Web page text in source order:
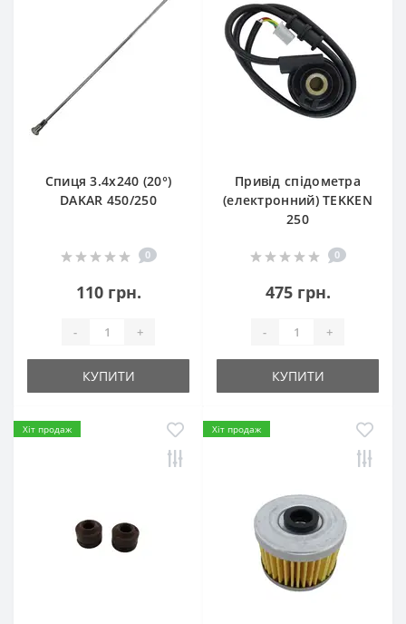
Спиця 3.4х240 (20°)
DAKAR 450/250
0
110 грн.
- +
КУПИТИ
Привід спідометра
(електронний) TEKKEN
250
0
475 грн.
- +
КУПИТИ
Хіт продаж Хіт продаж